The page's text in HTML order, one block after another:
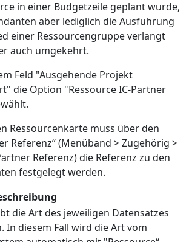
in einer Budgetzeile geplant wurde,
aber lediglich die Ausführung
einer Ressourcengruppe verlangt
auch umgekehrt.
Feld "Ausgehende Projekt
die Option "Ressource IC-Partner
Ressourcenkarte muss über den
Referenz“ (Menüband > Zugehörig >
Referenz) die Referenz zu den
festgelegt werden.
die Art des jeweiligen Datensatzes
In diesem Fall wird die Art vom